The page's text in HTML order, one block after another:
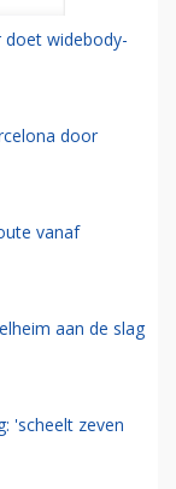
doet widebody-
door
vanaf
aan de slag
'scheelt zeven